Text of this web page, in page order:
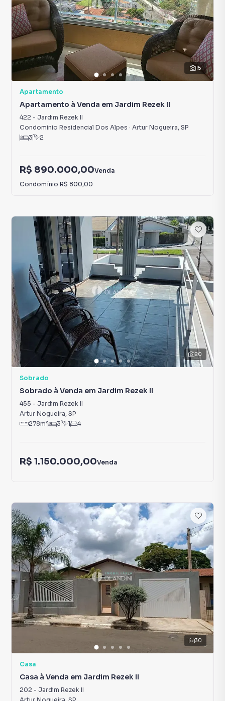
15
Apartamento
Apartamento à Venda em Jardim Rezek II
422 - Jardim Rezek II
Condominio Residencial Dos Alpes · Artur Nogueira, SP
3
2
R$ 890.000,00Venda
Condomínio R$ 800,00
20
Sobrado
Sobrado à Venda em Jardim Rezek II
455 - Jardim Rezek II
Artur Nogueira, SP
278m² 3 1 4
R$ 1.150.000,00Venda
30
Casa
Casa à Venda em Jardim Rezek II
202 - Jardim Rezek II